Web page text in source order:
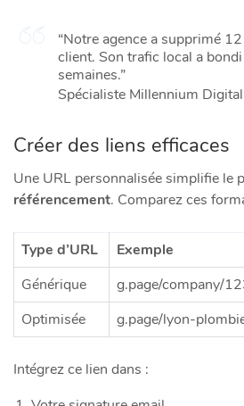
“Notre agence a supprimé
client. Son trafic local a
semaines.”
Spécialiste Millennium Digital
Créer des liens efficaces
Une URL personnalisée simplifie le
référencement. Comparez ces
Type d’URL Exemple
Générique
g.page/company/
Optimisée
g.page/lyon-
Intégrez ce lien dans :